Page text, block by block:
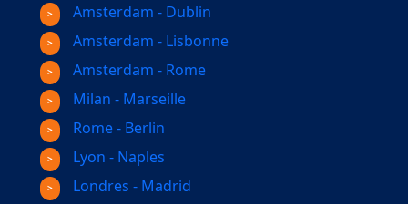
Amsterdam - Dublin
Amsterdam - Lisbonne
Amsterdam - Rome
Milan - Marseille
Rome - Berlin
Lyon - Naples
Londres - Madrid